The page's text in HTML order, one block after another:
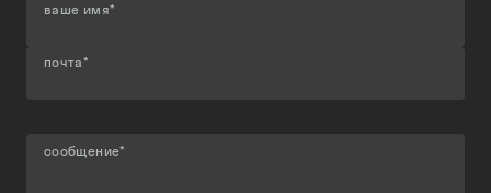
ваше имя*
почта*
сообщение*